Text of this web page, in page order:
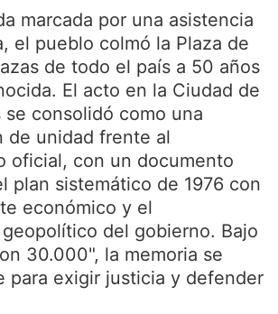
marcada por una asistencia
el pueblo colmó la Plaza de
de todo el país a 50 años
El acto en la Ciudad de
se consolidó como una
de unidad frente al
oficial, con un documento
plan sistemático de 1976 con
económico y el
del gobierno. Bajo
30.000", la memoria se
para exigir justicia y defender